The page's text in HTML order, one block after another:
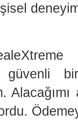
güvenli